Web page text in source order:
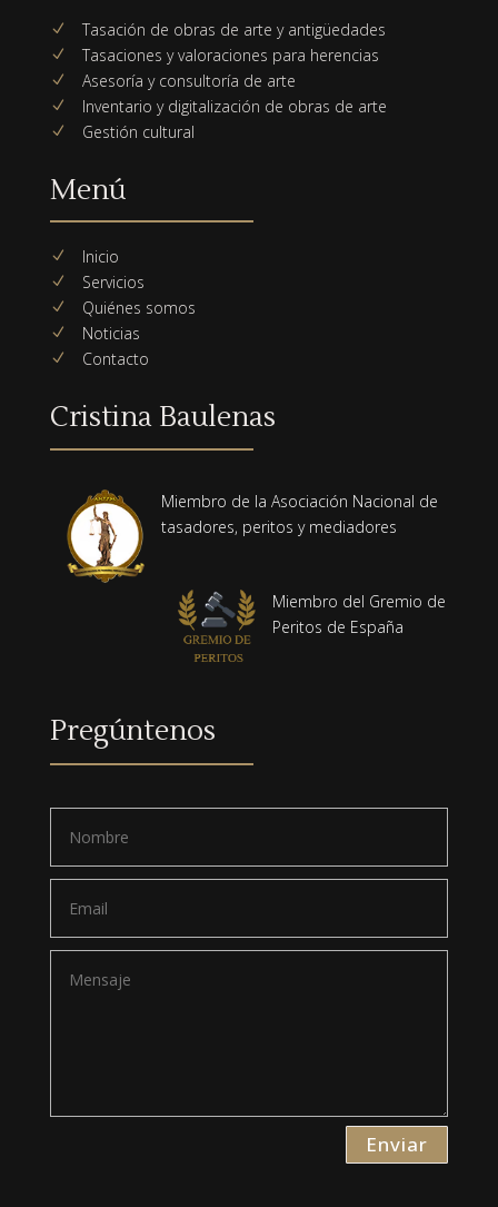
N Tasación de obras de arte y antigüedades
N Tasaciones y valoraciones para herencias
N Asesoría y consultoría de arte
N Inventario y digitalización de obras de arte
N Gestión cultural
Menú
N Inicio
N Servicios
N Quiénes somos
N Noticias
N Contacto
Cristina Baulenas
Miembro de la Asociación Nacional de
tasadores, peritos y mediadores
Miembro del Gremio de
Peritos de España
Pregúntenos
Enviar